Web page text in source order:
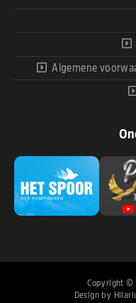
Algemene
Copyright ©
Design by